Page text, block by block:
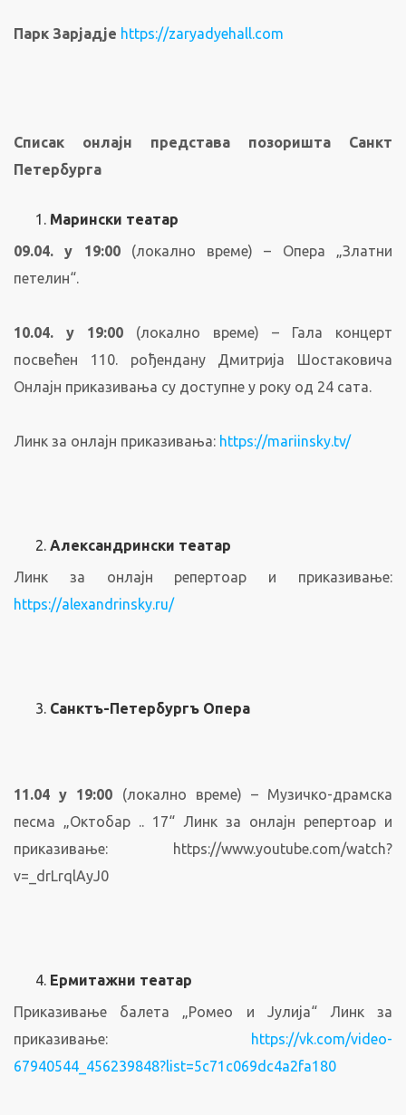
Парк Зарјадје https://zaryadyehall.com
Списак онлајн представа позоришта Санкт
Петербурга
Марински театар
09.04. у 19:00 (локално време) – Опера „Златни
петелин“.
10.04. у 19:00 (локално време) – Гала концерт
посвећен 110. рођендану Дмитрија Шостаковича
Онлајн приказивања су доступне у року од 24 сата.
Линк за онлајн приказивања: https://mariinsky.tv/
Александрински театар
Линк за онлајн репертоар и приказивање:
https://alexandrinsky.ru/
Санктъ-Петербургъ Опера
11.04 у 19:00 (локално време) – Музичко-драмска
песма „Октобар .. 17“ Линк за онлајн репертоар и
приказивање: https://www.youtube.com/watch?
v=_drLrqlAyJ0
Ермитажни театар
Приказивање балета „Ромео и Јулија“ Линк за
приказивање:
https://vk.com/video-
67940544_456239848?list=5c71c069dc4a2fa180